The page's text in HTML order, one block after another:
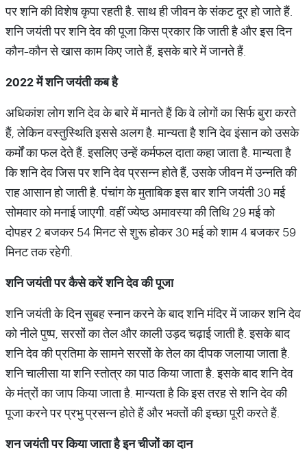
पर शनि की विशेष कृपा रहती है. साथ ही जीवन के संकट दूर हो जाते हैं.
शनि जयंती पर शनि देव की पूजा किस प्रकार कि जाती है और इस दिन
कौन-कौन से खास काम किए जाते हैं, इसके बारे में जानते हैं.
2022मेंशनिजयंतीकबहै
अधिकांश लोग शनि देव के बारे में मानते हैं कि वे लोगों का सिर्फ बुरा करते
हैं, लेकिन वस्तुस्थिति इससे अलग है. मान्यता है शनि देव इंसान को उसके
कर्मों का फल देते हैं. इसलिए उन्हें कर्मफल दाता कहा जाता है. मान्यता है
कि शनि देव जिस पर शनि देव प्रसन्न होते हैं, उसके जीवन में उन्नति की
राह आसान हो जाती है. पंचांग के मुताबिक इस बार शनि जयंती 30 मई
सोमवार को मनाई जाएगी. वहीं ज्येष्ठ अमावस्या की तिथि 29 मई को
दोपहर 2 बजकर 54 मिनट से शुरू होकर 30 मई को शाम 4 बजकर 59
मिनट तक रहेगी.
शनिजयंतीपरकैसेकरेंशनिदेवकीपूजा
शनि जयंती के दिन सुबह स्नान करने के बाद शनि मंदिर में जाकर शनि देव
को नीले पुष्प, सरसों का तेल और काली उड़द चढ़ाई जाती है. इसके बाद
शनि देव की प्रतिमा के सामने सरसों के तेल का दीपक जलाया जाता है.
शनि चालीसा या शनि स्तोत्र का पाठ किया जाता है. इसके बाद शनि देव
के मंत्रों का जाप किया जाता है. मान्यता है कि इस तरह से शनि देव की
पूजा करने पर प्रभु प्रसन्न होते हैं और भक्तों की इच्छा पूरी करते हैं.
शनजयंतीपरकियाजाताहैइनचीजोंकादान